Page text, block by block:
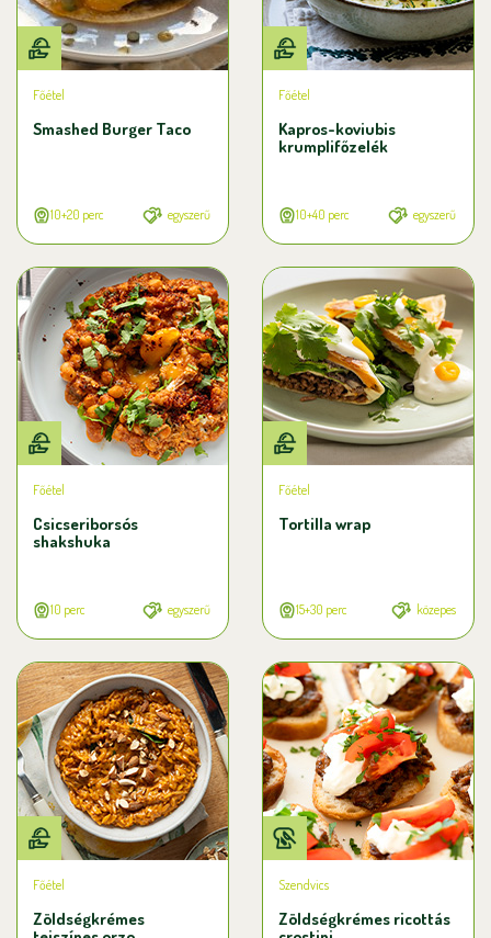
Főétel
Smashed Burger Taco
10+20 perc egyszerű
Főétel
Kapros-koviubis
krumplifőzelék
10+40 perc egyszerű
Főétel
Csicseriborsós
shakshuka
10 perc egyszerű
Főétel
Tortilla wrap
15+30 perc közepes
Főétel
Zöldségkrémes
Szendvics
Zöldségkrémes ricottás